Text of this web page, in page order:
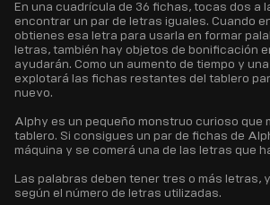
En una cuadrícula de 36 fichas, tocas dos a
encontrar un par de letras iguales. Cuando
obtienes esa letra para usarla en formar
letras, también hay objetos de bonificación
ayudarán. Como un aumento de tiempo y
explotará las fichas restantes del tablero
nuevo.
Alphy es un pequeño monstruo curioso que
tablero. Si consigues un par de fichas de
máquina y se comerá una de las letras que
Las palabras deben tener tres o más letras,
según el número de letras utilizadas.